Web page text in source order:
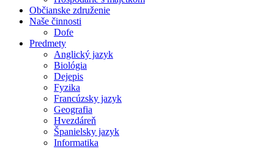
Občianske združenie
Naše činnosti
Dofe
Predmety
Anglický jazyk
Biológia
Dejepis
Fyzika
Francúzsky jazyk
Geografia
Hvezdáreň
Španielsky jazyk
Informatika